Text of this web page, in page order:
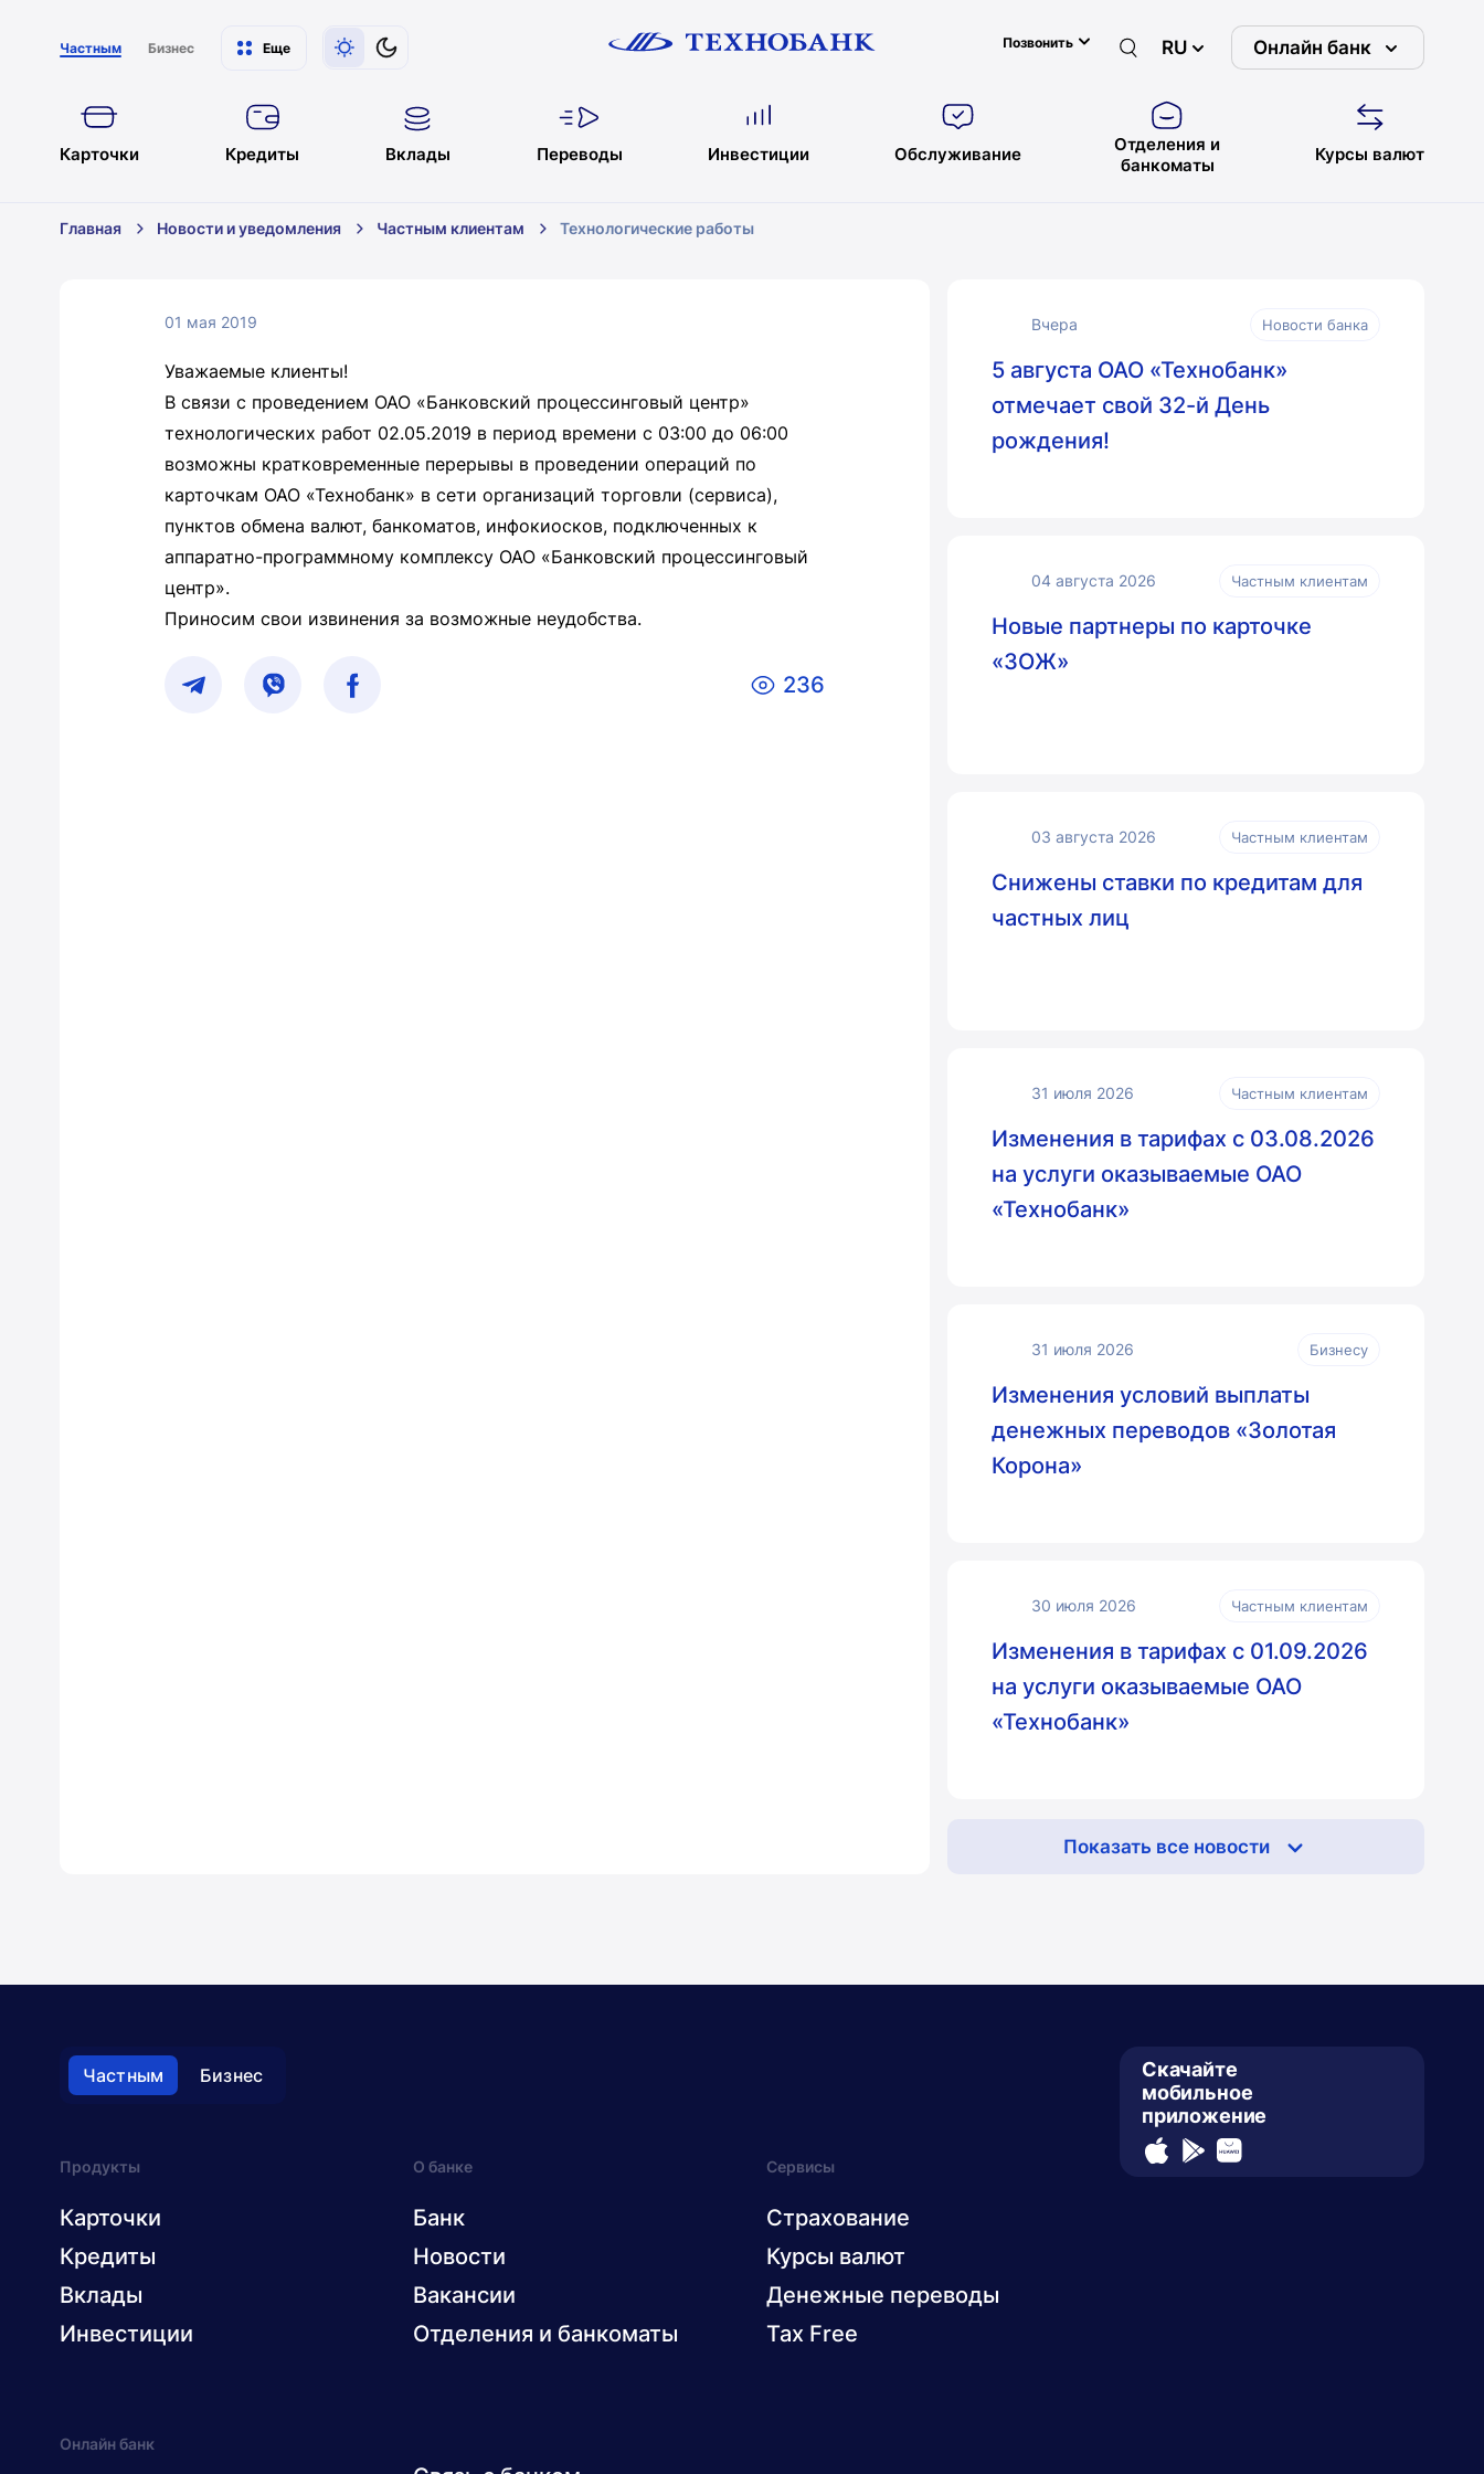
Частным Бизнес Еще Позвонить RU Онлайн банк
Карточки Кредиты Вклады Переводы Инвестиции Обслуживание
Отделения и
банкоматы
Курсы валют
Главная Новости и уведомления Частным клиентам Технологические работы
01 мая 2019
Уважаемые клиенты!
В связи с проведением ОАО «Банковский процессинговый центр»
технологических работ 02.05.2019 в период времени с 03:00 до 06:00
возможны кратковременные перерывы в проведении операций по
карточкам ОАО «Технобанк» в сети организаций торговли (сервиса),
пунктов обмена валют, банкоматов, инфокиосков, подключенных к
аппаратно-программному комплексу ОАО «Банковский процессинговый
центр».
Приносим свои извинения за возможные неудобства.
236
Вчера Новости банка
5 августа ОАО «Технобанк»
отмечает свой 32-й День
рождения!
04 августа 2026 Частным клиентам
Новые партнеры по карточке
«ЗОЖ»
03 августа 2026 Частным клиентам
Снижены ставки по кредитам для
частных лиц
31 июля 2026 Частным клиентам
Изменения в тарифах с 03.08.2026
на услуги оказываемые ОАО
«Технобанк»
31 июля 2026 Бизнесу
Изменения условий выплаты
денежных переводов «Золотая
Корона»
30 июля 2026 Частным клиентам
Изменения в тарифах с 01.09.2026
на услуги оказываемые ОАО
«Технобанк»
Показать все новости
Частным Бизнес
Продукты
Карточки
Кредиты
Вклады
Инвестиции
О банке
Банк
Новости
Вакансии
Отделения и банкоматы
Сервисы
Страхование
Курсы валют
Денежные переводы
Tax Free
Онлайн банк
Скачайте
мобильное
приложение